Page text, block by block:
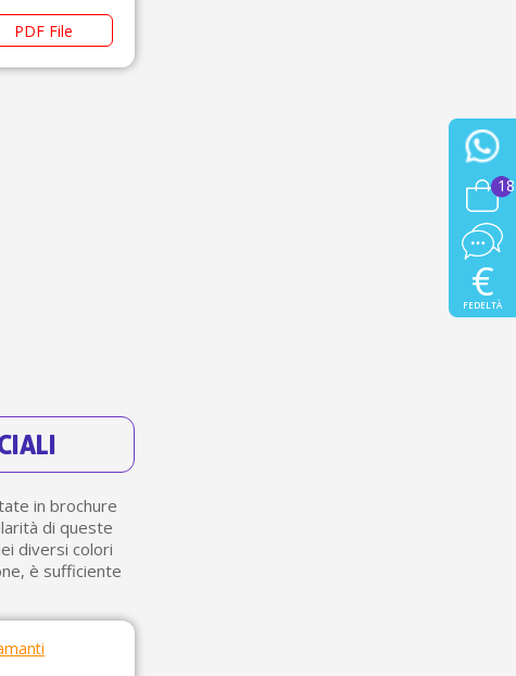
PDF File
in brochure
di queste
diversi colori
è sufficiente
18
€
FEDELTÀ